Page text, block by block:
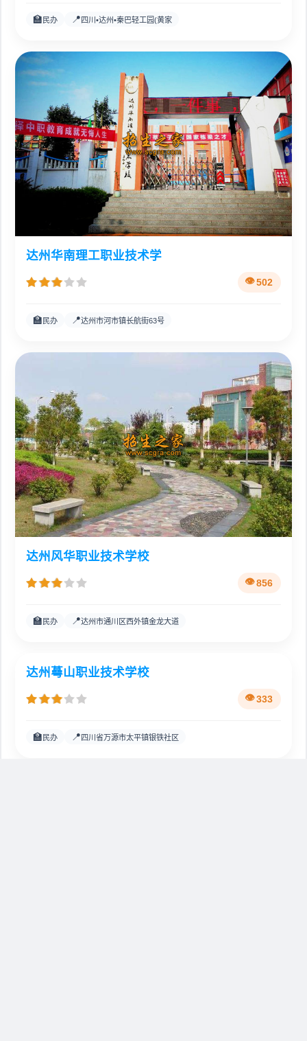
🏫 民办 📍四川•达州•秦巴轻工园(黄家
达州华南理工职业技术学
502
🏫 民办 📍达州市河市镇长航街63号
达州风华职业技术学校
856
🏫 民办 📍达州市通川区西外镇金龙大道
达州蕚山职业技术学校
333
🏫 民办 📍四川省万源市太平镇银铁社区